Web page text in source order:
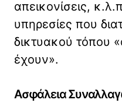
απεικονίσεις,
υπηρεσίες που
δικτυακού τόπου
έχουν».
Ασφάλεια